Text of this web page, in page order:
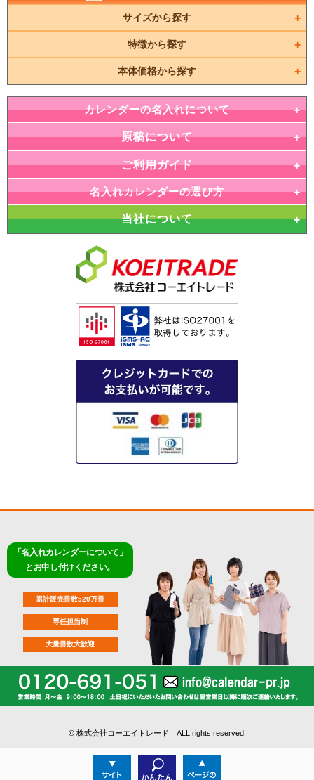
サイズから探す
特徴から探す
本体価格から探す
カレンダーの名入れについて
原稿について
ご利用ガイド
名入れカレンダーの選び方
当社について
「名入れカレンダーについて」
とお申し付けください。
累計販売冊数520万冊
専任担当制
大量冊数大歓迎
©株式会社コーエイトレード ALL rights reserved.